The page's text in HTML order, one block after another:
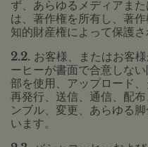
ず、あらゆるメディアま
は、著作権を所有し、著
知的財産権によって保護さ
2.2. お客様、またはお客
ーヒーが書面で合意しな
部を使用、アップロード
再発行、送信、通信、配
ンブル、変更、あらゆる
います。